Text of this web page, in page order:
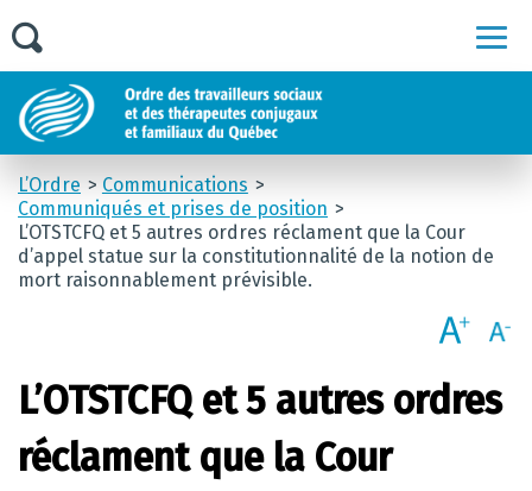
L’Ordre
Communications
Communiqués et prises de position
L’OTSTCFQ et 5 autres ordres réclament que la Cour
d’appel statue sur la constitutionnalité de la notion de
mort raisonnablement prévisible.
L’OTSTCFQ et 5 autres ordres
réclament que la Cour